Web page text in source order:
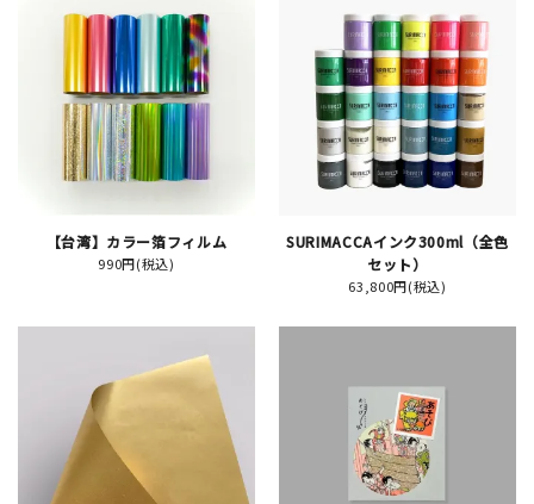
印刷見本
シルクスクリーン
無地素材
はんこ
JAMグッズ
【台湾】カラー箔フィルム
990円(税込)
SURIMACCAインク300ml（全色
セット）
63,800円(税込)